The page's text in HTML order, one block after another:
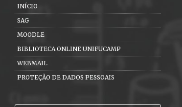
INÍCIO
SAG
MOODLE
BIBLIOTECA ONLINE UNIFUCAMP
WEBMAIL
PROTEÇÃO DE DADOS PESSOAIS